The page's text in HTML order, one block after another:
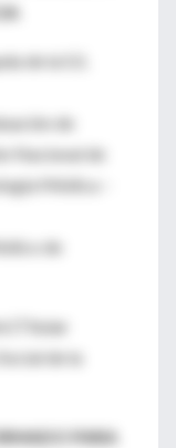
de la S.S.
de
Nacional de
Médica –
de
(Titular
de la
PARA